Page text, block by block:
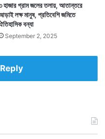
হাজার গ্রাম জলের তলায়, আতান্তরে
লক্ষ মানুষ, প্রতিবেশি জমিতে
বন্যা
September 2, 2025